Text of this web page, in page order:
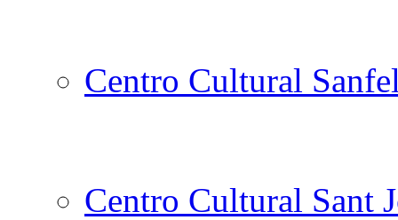
Centro Cultural
Centro Cultural Sant